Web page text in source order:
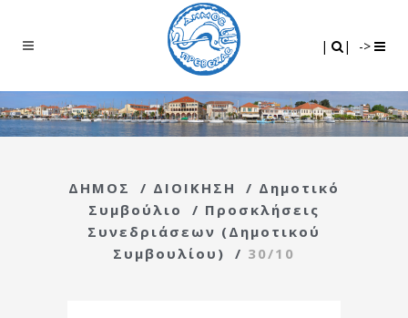
| | ->
ΔΗΜΟΣ / ΔΙΟΙΚΗΣΗ / Δημοτικό
Συμβούλιο
/ Προσκλήσεις
Συνεδριάσεων (Δημοτικού
Συμβουλίου)
/ 30/10